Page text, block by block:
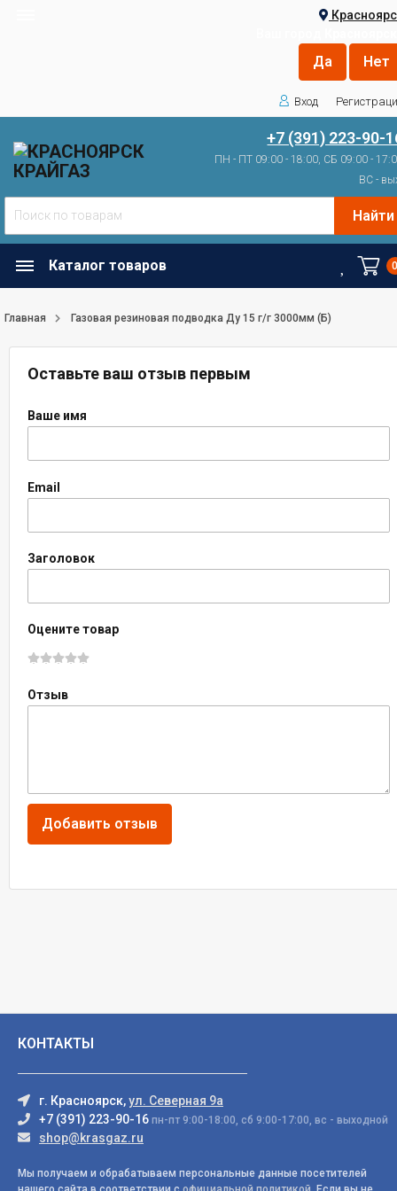
Вход
+7 (391) 223-90-
ПН - ПТ 09:00 - 18:00, СБ 09:00 -
ВС -
Найти
Каталог товаров
Главная Газовая резиновая подводка Ду 15 г/г 3000мм (Б)
Оставьте ваш отзыв первым
Ваше имя
Email
Заголовок
Оцените товар
Отзыв
КОНТАКТЫ
г. Красноярск,ул. Северная 9а
+7 (391) 223-90-16 пн-пт 9:00-18:00, сб 9:00-17:00, вс - выходной
shop@krasgaz.ru
Мы получаем и обрабатываем персональные данные посетителей